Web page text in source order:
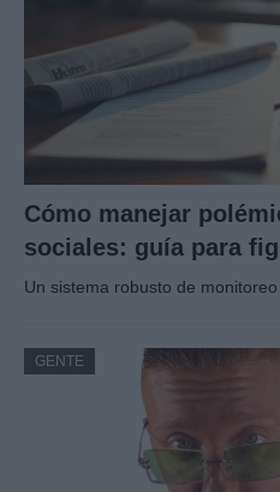
Cómo manejar
sociales: guía para
Un sistema robusto de
GENTE